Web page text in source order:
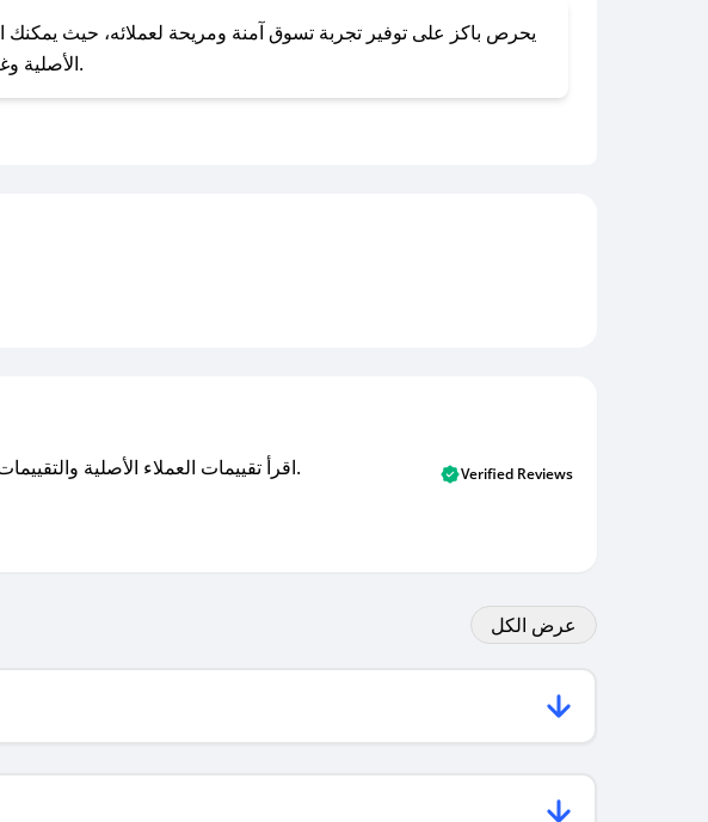
الأصلية وغير مستخدمة. يمكنك تقديم طلب الإرجاع بسهولة عبر موقعنا الإلكتروني أو من خلال خدمة العملاء.
اقرأ تقييمات العملاء الأصلية والتقييمات من المشترين المتحققين. اكتشف ما يعتقده المستخدمون الحقيقيون حول خدمتنا وتعلم من تجاربهم. Verified Reviews
عرض الكل